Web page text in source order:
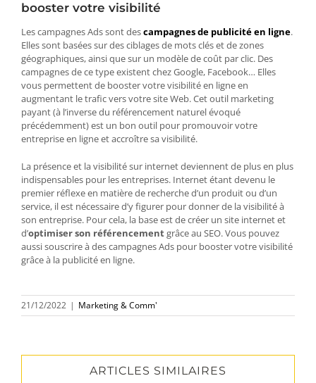
booster votre visibilité
Les campagnes Ads sont descampagnes de publicité en ligne.
Elles sont basées sur des ciblages de mots clés et de zones
géographiques, ainsi que sur un modèle de coût par clic. Des
campagnes de ce type existent chez Google, Facebook… Elles
vous permettent de booster votre visibilité en ligne en
augmentant le trafic vers votre site Web. Cet outil marketing
payant (à l’inverse du référencement naturel évoqué
précédemment) est un bon outil pour promouvoir votre
entreprise en ligne et accroître sa visibilité.
La présence et la visibilité sur internet deviennent de plus en plus
indispensables pour les entreprises. Internet étant devenu le
premier réflexe en matière de recherche d’un produit ou d’un
service, il est nécessaire d’y figurer pour donner de la visibilité à
son entreprise. Pour cela, la base est de créer un site internet et
d’optimiser son référencementgrâce au SEO. Vous pouvez
aussi souscrire à des campagnes Ads pour booster votre visibilité
grâce à la publicité en ligne.
21/12/2022 | Marketing & Comm'
ARTICLES SIMILAIRES